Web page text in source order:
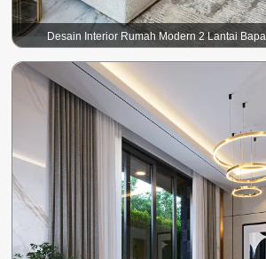
Desain Interior Rumah Modern 2 Lantai